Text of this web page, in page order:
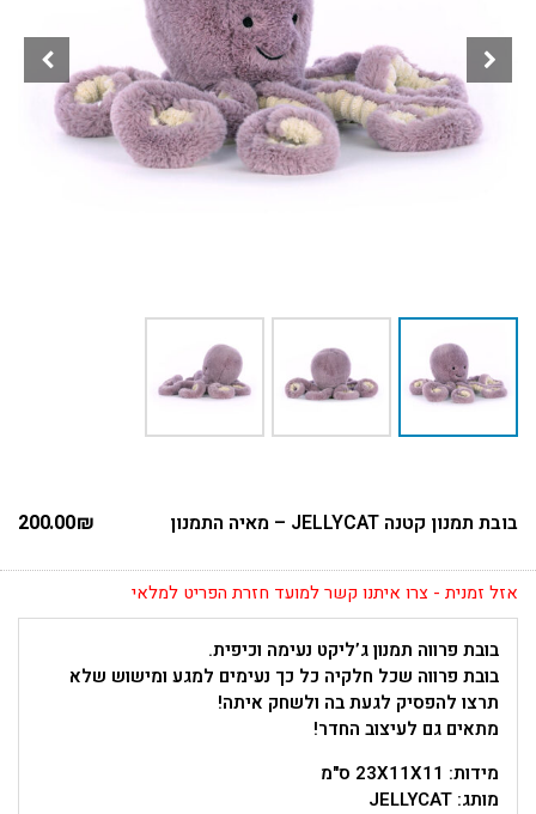
בובת תמנון קטנה JELLYCAT – מאיה התמנון 200.00₪
אזל זמנית - צרו איתנו קשר למועד חזרת הפריט למלאי
בובת פרווה תמנון ג’ליקט נעימה וכיפית.
בובת פרווה שכל חלקיה כל כך נעימים למגע ומישוש שלא
תרצו להפסיק לגעת בה ולשחק איתה!
מתאים גם לעיצוב החדר!
מידות: 23X11X11 ס"מ
מותג: JELLYCAT